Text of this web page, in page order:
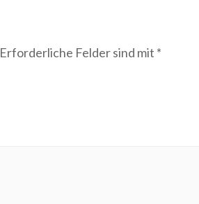
Erforderliche Felder sind mit *